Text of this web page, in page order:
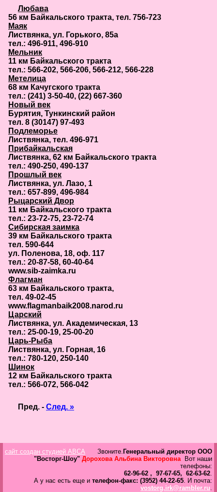
Любава
56 км Байкальского тракта, тел. 756-723
Маяк
Листвянка, ул. Горького, 85а
тел.: 496-911, 496-910
Мельник
11 км Байкальского тракта
тел.: 566-202, 566-206, 566-212, 566-228
Метелица
68 км Качугского тракта
тел.: (241) 3-50-40, (22) 667-360
Новый век
Бурятия, Тункинский район
тел. 8 (30147) 97-493
Подлеморье
Листвянка, тел. 496-971
Прибайкальская
Листвянка, 62 км Байкальского тракта
тел.: 490-250, 490-137
Прошлый век
Листвянка, ул. Лазо, 1
тел.: 657-899, 496-984
Рыцарский Двор
11 км Байкальского тракта
тел.: 23-72-75, 23-72-74
Сибирская заимка
39 км Байкальского тракта
тел. 590-644
ул. Поленова, 18, оф. 117
тел.: 20-87-58, 60-40-64
www.sib-zaimka.ru
Флагман
63 км Байкальского тракта,
тел. 49-02-45
www.flagmanbaik2008.narod.ru
Царский
Листвянка, ул. Академическая, 13
тел.: 25-00-19, 25-00-20
Царь-Рыба
Листвянка, ул. Горная, 16
тел.: 780-120, 250-140
Шинок
12 км Байкальского тракта
тел.: 566-072, 566-042
Пред. - След. »
сайт создан студией ABCA Звоните. Генеральный директор ООО
"Восторг-Шоу" Дорохова Альбина ВикторовнаВот наши
телефоны:
62-96-62 , 97-67-65, 62-63-62.
А у нас есть еще и телефон-факс: (3952) 44-22-65. И почта:
vostorg.irk@rambler.ru.